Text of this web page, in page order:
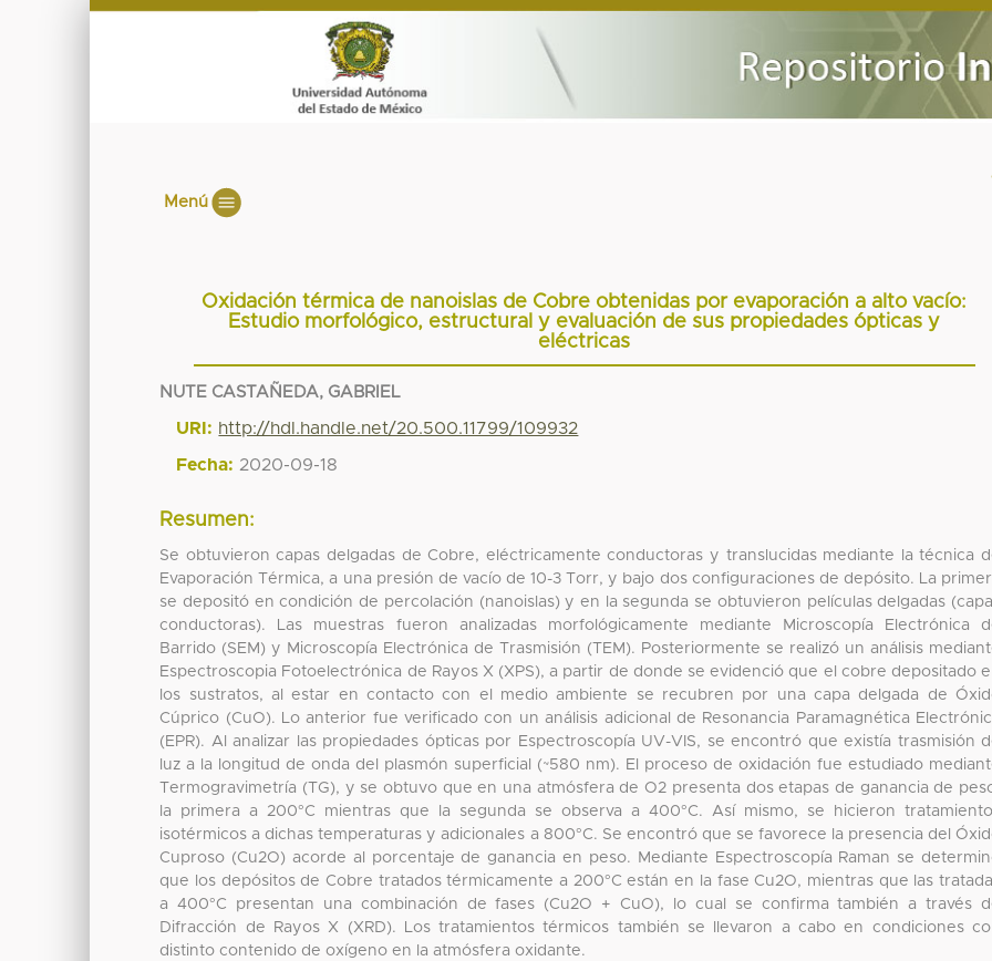
Menú
Oxidación térmica de nanoislas de Cobre obtenidas por evaporación a alto vacío:
Estudio morfológico, estructural y evaluación de sus propiedades ópticas y
eléctricas
NUTE CASTAÑEDA, GABRIEL
URI: http://hdl.handle.net/20.500.11799/109932
Fecha: 2020-09-18
Resumen:
Se obtuvieron capas delgadas de Cobre, eléctricamente conductoras y translucidas mediante la técnica
Evaporación Térmica, a una presión de vacío de 10-3 Torr, y bajo dos configuraciones de depósito. La
se depositó en condición de percolación (nanoislas) y en la segunda se obtuvieron películas delgadas
conductoras). Las muestras fueron analizadas morfológicamente mediante Microscopía Electrónica
Barrido (SEM) y Microscopía Electrónica de Trasmisión (TEM). Posteriormente se realizó un análisis
Espectroscopia Fotoelectrónica de Rayos X (XPS), a partir de donde se evidenció que el cobre depositado
los sustratos, al estar en contacto con el medio ambiente se recubren por una capa delgada de
Cúprico (CuO). Lo anterior fue verificado con un análisis adicional de Resonancia Paramagnética
(EPR). Al analizar las propiedades ópticas por Espectroscopía UV-VIS, se encontró que existía trasmisión
luz a la longitud de onda del plasmón superficial (~580 nm). El proceso de oxidación fue estudiado
Termogravimetría (TG), y se obtuvo que en una atmósfera de O2 presenta dos etapas de ganancia de
la primera a 200°C mientras que la segunda se observa a 400°C. Así mismo, se hicieron
isotérmicos a dichas temperaturas y adicionales a 800°C. Se encontró que se favorece la presencia del
Cuproso (Cu2O) acorde al porcentaje de ganancia en peso. Mediante Espectroscopía Raman se
que los depósitos de Cobre tratados térmicamente a 200°C están en la fase Cu2O, mientras que las
a 400°C presentan una combinación de fases (Cu2O + CuO), lo cual se confirma también a través
Difracción de Rayos X (XRD). Los tratamientos térmicos también se llevaron a cabo en condiciones
distinto contenido de oxígeno en la atmósfera oxidante.